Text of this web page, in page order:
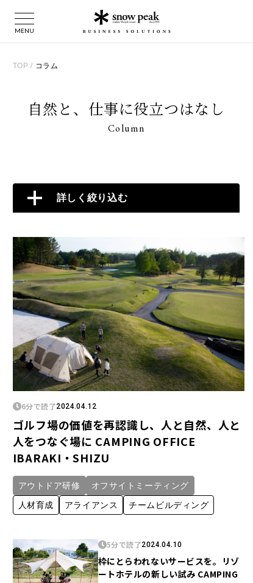
TOP / コラム
自然と、仕事に役立つはなし
Column
詳しく絞り込む
6分で読了2024.04.12
ゴルフ場の価値を再認識し、人と自然、人と
人をつなぐ場に CAMPING OFFICE
IBARAKI・SHIZU
アウトドア研修
オフサイトミーティング
人材育成
アライアンス チームビルディング
5分で読了2024.04.10
枠にとらわれないサービスを。リゾ
ートホテルの新しい試み CAMPING